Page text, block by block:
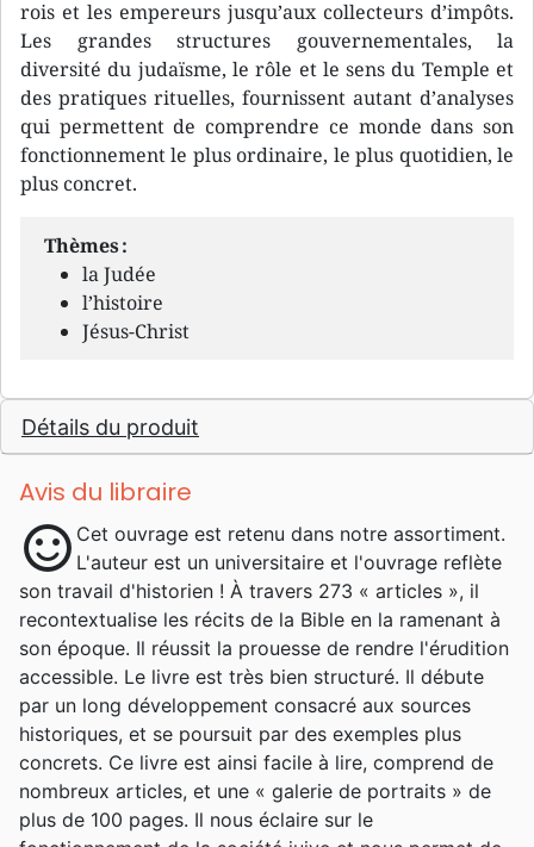
rois et les empereurs jusqu’aux collecteurs d’impôts.
Les grandes structures gouvernementales, la
diversité du judaïsme, le rôle et le sens du Temple et
des pratiques rituelles, fournissent autant d’analyses
qui permettent de comprendre ce monde dans son
fonctionnement le plus ordinaire, le plus quotidien, le
plus concret.
Thèmes :
la Judée
l’histoire
Jésus-Christ
Détails du produit
Avis du libraire
sentiment_satisfied Cet ouvrage est retenu dans notre assortiment.
L'auteur est un universitaire et l'ouvrage reflète
son travail d'historien ! À travers 273 « articles », il
recontextualise les récits de la Bible en la ramenant à
son époque. Il réussit la prouesse de rendre l'érudition
accessible. Le livre est très bien structuré. Il débute
par un long développement consacré aux sources
historiques, et se poursuit par des exemples plus
concrets. Ce livre est ainsi facile à lire, comprend de
nombreux articles, et une « galerie de portraits » de
plus de 100 pages. Il nous éclaire sur le